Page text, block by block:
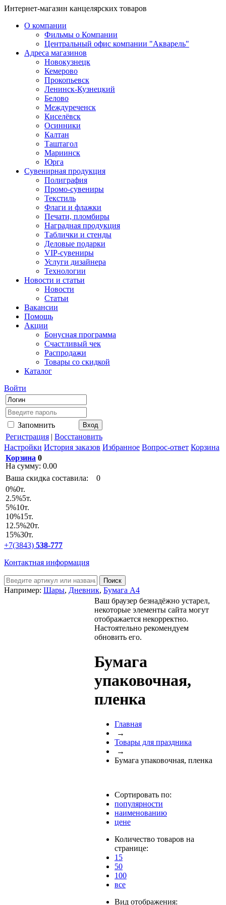
Интернет-магазин канцелярских товаров
О компании
Фильмы о Компании
Центральный офис компании "Акварель"
Адреса магазинов
Новокузнецк
Кемерово
Прокопьевск
Ленинск-Кузнецкий
Белово
Междуреченск
Киселёвск
Осинники
Калтан
Таштагол
Мариинск
Юрга
Сувенирная продукция
Полиграфия
Промо-сувениры
Текстиль
Флаги и флажки
Печати, пломбиры
Наградная продукция
Таблички и стенды
Деловые подарки
VIP-сувениры
Услуги дизайнера
Технологии
Новости и статьи
Новости
Статьи
Вакансии
Помощь
Акции
Бонусная программа
Счастливый чек
Распродажи
Товары со скидкой
Каталог
Войти
Запомнить
Регистрация | Восстановить
Настройки История заказов Избранное Вопрос-ответ Корзина
Корзина 0
На сумму: 0.00
Ваша скидка составила:
0
0%0т.
2.5%5т.
5%10т.
10%15т.
12.5%20т.
15%30т.
+7(3843) 538-777
Контактная информация
Например: Шары, Дневник, Бумага А4
Ваш браузер безнадёжно устарел,
некоторые элементы сайта могут
отображается некорректно.
Настоятельно рекомендуем
обновить его.
Бумага
упаковочная,
пленка
Главная
→
Товары для праздника
→
Бумага упаковочная, пленка
Сортировать по:
популярности
наименованию
цене
Количество товаров на
странице:
15
50
100
все
Вид отображения: